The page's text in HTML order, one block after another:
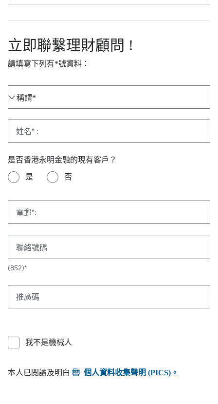
立即聯繫理財顧問 !
請填寫下列有*號資料：
稱謂*
姓名* :
是否香港永明金融的現有客戶？
是 否
電郵*:
聯絡號碼
(852)*
推廣碼
我不是機械人
本人已閱讀及明白 PDF個人資料收集聲明 (PICS)。